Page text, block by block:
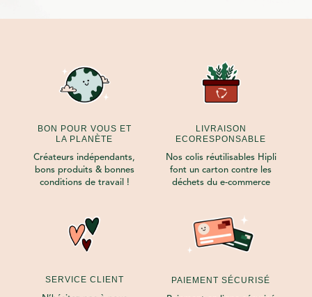
BON POUR VOUS ET
LA PLANÈTE
Créateurs indépendants,
bons produits & bonnes
conditions de travail !
LIVRAISON
ECORESPONSABLE
Nos colis réutilisables Hipli
font un carton contre les
déchets du e-commerce
SERVICE CLIENT PAIEMENT SÉCURISÉ